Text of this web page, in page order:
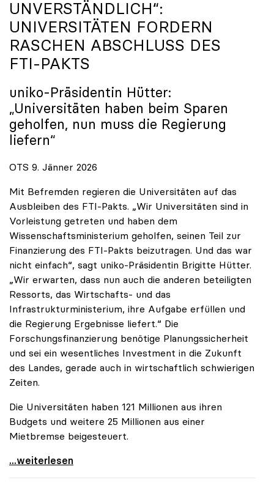
UNVERSTÄNDLICH“:
UNIVERSITÄTEN FORDERN
RASCHEN ABSCHLUSS DES
FTI-PAKTS
uniko-Präsidentin Hütter:
„Universitäten haben beim Sparen
geholfen, nun muss die Regierung
liefern“
OTS 9. Jänner 2026
Mit Befremden regieren die Universitäten auf das
Ausbleiben des FTI-Pakts. „Wir Universitäten sind in
Vorleistung getreten und haben dem
Wissenschaftsministerium geholfen, seinen Teil zur
Finanzierung des FTI-Pakts beizutragen. Und das war
nicht einfach“, sagt uniko-Präsidentin Brigitte Hütter.
„Wir erwarten, dass nun auch die anderen beteiligten
Ressorts, das Wirtschafts- und das
Infrastrukturministerium, ihre Aufgabe erfüllen und
die Regierung Ergebnisse liefert.“ Die
Forschungsfinanzierung benötige Planungssicherheit
und sei ein wesentliches Investment in die Zukunft
des Landes, gerade auch in wirtschaftlich schwierigen
Zeiten.
Die Universitäten haben 121 Millionen aus ihren
Budgets und weitere 25 Millionen aus einer
Mietbremse beigesteuert.
„Verzögerung unverständlich“: Universitäten
...weiterlesen